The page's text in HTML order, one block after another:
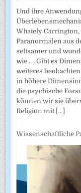
Und ihre
Whately
Paranormalen aus
seltsamer und
wie... . Gibt es
weiteres
in höhere
die psychische
können wir sie
Religion mit [...]
Wissenschaftliche